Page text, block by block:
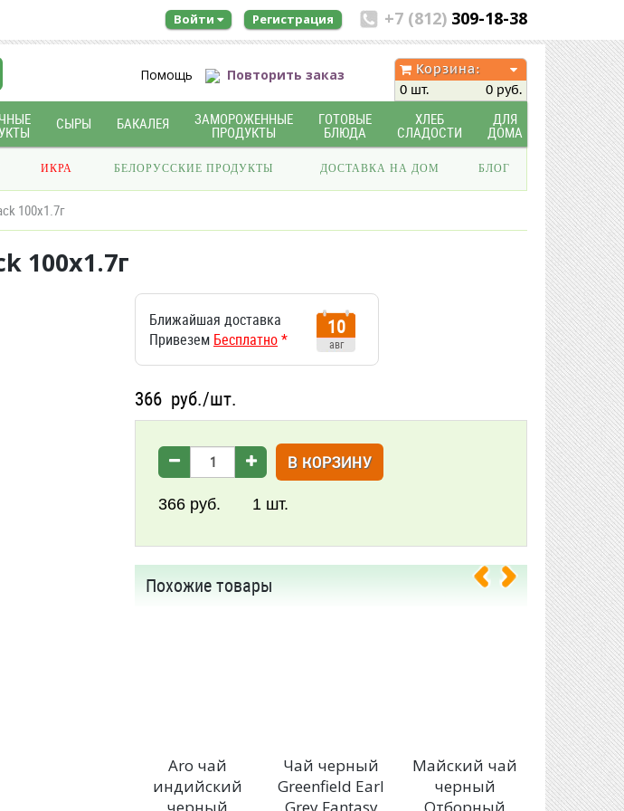
+7 (812) 309-18-38
Войти Регистрация
Помощь Повторить заказ
Корзина:
0 шт.
0 руб.
СЫРЫ БАКАЛЕЯ ЗАМОРОЖЕННЫЕ
ПРОДУКТЫ
ГОТОВЫЕ
БЛЮДА
ХЛЕБ
СЛАДОСТИ
ДЛЯ
ДОМА
ИКРА БЕЛОРУССКИЕ ПРОДУКТЫ ДОСТАВКА НА ДОМ БЛОГ
100x1.7г
100x1.7г
Ближайшая доставка
Привезем Бесплатно*
10
авг
366 руб./шт.
В КОРЗИНУ
366 руб. 1 шт.
Похожие товары
Aro чай
индийский
Чай черный
Greenfield Earl
Майский чай
черный
Чай
Spring